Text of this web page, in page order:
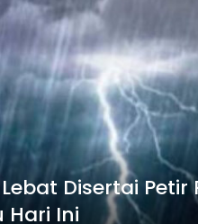
Disertai Petir
Hari Ini